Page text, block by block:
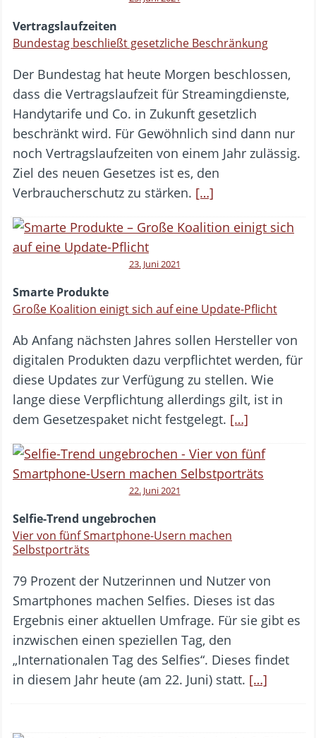
Vertragslaufzeiten
Bundestag beschließt gesetzliche Beschränkung
Der Bundestag hat heute Morgen beschlossen,
dass die Vertragslaufzeit für Streamingdienste,
Handytarife und Co. in Zukunft gesetzlich
beschränkt wird. Für Gewöhnlich sind dann nur
noch Vertragslaufzeiten von einem Jahr zulässig.
Ziel des neuen Gesetzes ist es, den
Verbraucherschutz zu stärken. […]
23. Juni 2021
Smarte Produkte
Große Koalition einigt sich auf eine Update-Pflicht
Ab Anfang nächsten Jahres sollen Hersteller von
digitalen Produkten dazu verpflichtet werden, für
diese Updates zur Verfügung zu stellen. Wie
lange diese Verpflichtung allerdings gilt, ist in
dem Gesetzespaket nicht festgelegt. […]
22. Juni 2021
Selfie-Trend ungebrochen
Vier von fünf Smartphone-Usern machen
Selbstporträts
79 Prozent der Nutzerinnen und Nutzer von
Smartphones machen Selfies. Dieses ist das
Ergebnis einer aktuellen Umfrage. Für sie gibt es
inzwischen einen speziellen Tag, den
„Internationalen Tag des Selfies“. Dieses findet
in diesem Jahr heute (am 22. Juni) statt. […]